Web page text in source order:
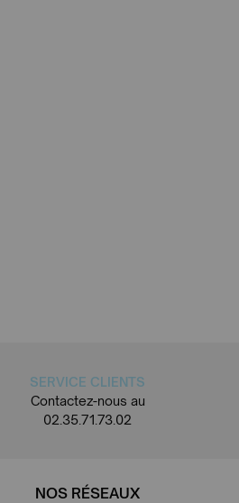
SERVICE CLIENTS
Contactez-nous au
02.35.71.73.02
NOS RÉSEAUX